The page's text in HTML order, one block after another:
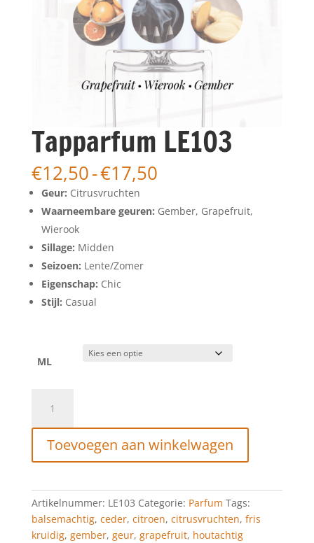
Tapparfum LE103
€12,50-€17,50Prijsklasse:
tot
€17,50
Geur: Citrusvruchten
Waarneembare geuren: Gember, Grapefruit,
Wierook
Sillage: Midden
Seizoen: Lente/Zomer
Eigenschap: Chic
Stijl: Casual
ML
LE103
aantal
Toevoegen aan winkelwagen
Artikelnummer: LE103 Categorie: Parfum Tags:
balsemachtig, ceder, citroen, citrusvruchten, fris
kruidig, gember, geur, grapefruit, houtachtig